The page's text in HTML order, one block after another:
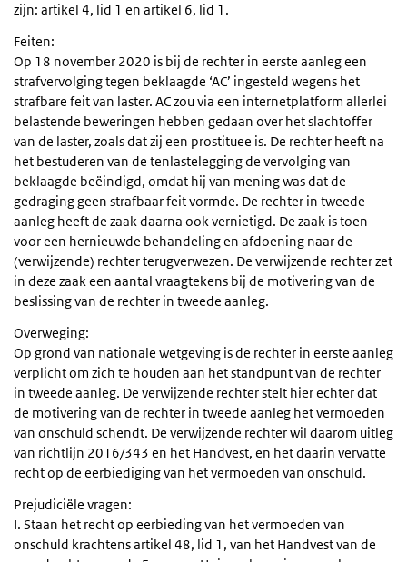
zijn: artikel 4, lid 1 en artikel 6, lid 1.
Feiten:
Op 18 november 2020 is bij de rechter in eerste aanleg een
strafvervolging tegen beklaagde ‘AC’ ingesteld wegens het
strafbare feit van laster. AC zou via een internetplatform allerlei
belastende beweringen hebben gedaan over het slachtoffer
van de laster, zoals dat zij een prostituee is. De rechter heeft na
het bestuderen van de tenlastelegging de vervolging van
beklaagde beëindigd, omdat hij van mening was dat de
gedraging geen strafbaar feit vormde. De rechter in tweede
aanleg heeft de zaak daarna ook vernietigd. De zaak is toen
voor een hernieuwde behandeling en afdoening naar de
(verwijzende) rechter terugverwezen. De verwijzende rechter zet
in deze zaak een aantal vraagtekens bij de motivering van de
beslissing van de rechter in tweede aanleg.
Overweging:
Op grond van nationale wetgeving is de rechter in eerste aanleg
verplicht om zich te houden aan het standpunt van de rechter
in tweede aanleg. De verwijzende rechter stelt hier echter dat
de motivering van de rechter in tweede aanleg het vermoeden
van onschuld schendt. De verwijzende rechter wil daarom uitleg
van richtlijn 2016/343 en het Handvest, en het daarin vervatte
recht op de eerbiediging van het vermoeden van onschuld.
Prejudiciële vragen:
I. Staan het recht op eerbieding van het vermoeden van
onschuld krachtens artikel 48, lid 1, van het Handvest van de